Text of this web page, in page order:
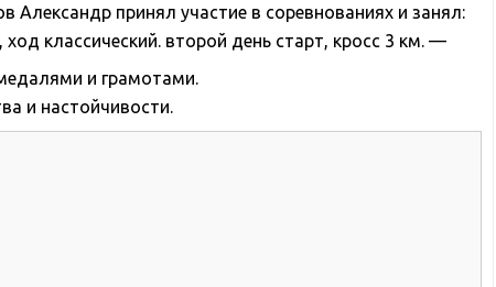
принял участие в соревнованиях и занял:
классический. второй день старт, кросс 3 км. —
и грамотами.
и настойчивости.